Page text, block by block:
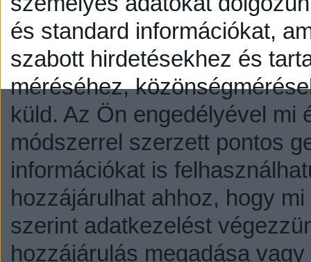
és standard információkat,
szabott hirdetésekhez és
méréséhez,
küld. Az Ön engedélyével mi
módszerrel szerzett pontos
információkat is
hozzájárulhat ahhoz, hogy
szerint adatkezelést
hozzájárulás megadása